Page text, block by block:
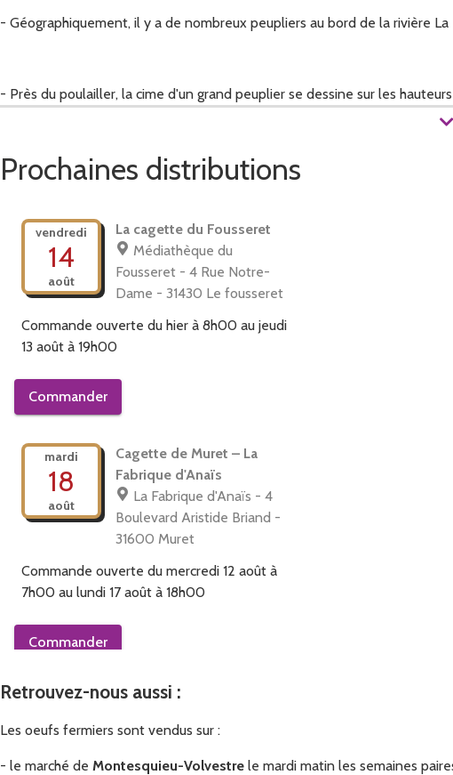
- Géographiquement, il y a de nombreux peupliers au bord de la rivière
- Près du poulailler, la cime d'un grand peuplier se dessine sur les
tilleul mais c'était en réalité un peuplier. Cela représente le
- Enfin, il existe une variété de peuplier du nom de Tapiau, comme mon
Prochaines distributions
vendredi
14
août
La cagette du Fousseret
Médiathèque du
Fousseret - 4 Rue Notre-
Dame - 31430 Le fousseret
Commande ouverte du hier à 8h00 au jeudi
13 août à 19h00
Commander
mardi
18
août
Cagette de Muret – La
Fabrique d'Anaïs
La Fabrique d'Anaïs - 4
Boulevard Aristide Briand -
31600 Muret
Commande ouverte du mercredi 12 août à
7h00 au lundi 17 août à 18h00
Commander
mercredi
19
Biolib
Toulouse
Retrouvez-nous aussi :
Les oeufs fermiers sont vendus sur :
- le marché de Montesquieu-Volvestre le mardi matin les semaines